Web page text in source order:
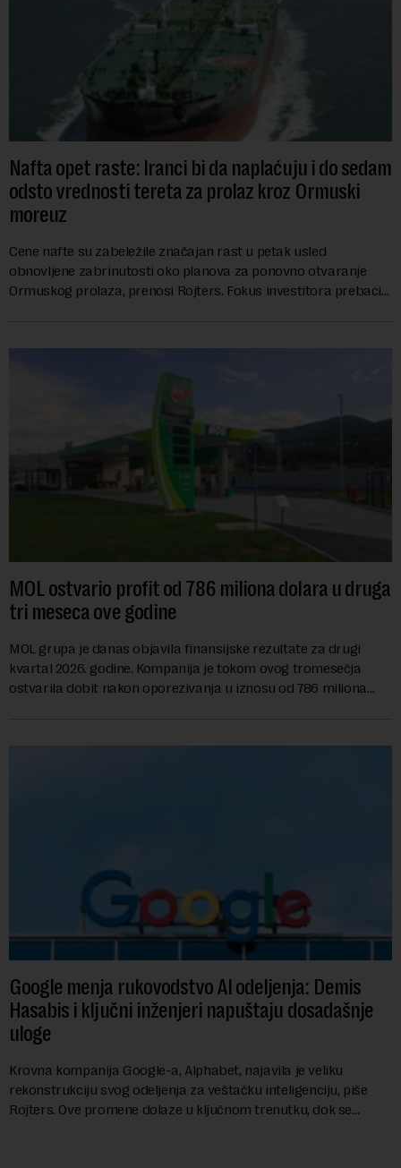
Nafta opet raste: Iranci bi da naplaćuju i do sedam
odsto vrednosti tereta za prolaz kroz Ormuski
moreuz
Cene nafte su zabeležile značajan rast u petak usled
obnovljene zabrinutosti oko planova za ponovno otvaranje
Ormuskog prolaza, prenosi Rojters. Fokus investitora prebacio
MOL ostvario profit od 786 miliona dolara u druga
tri meseca ove godine
MOL grupa je danas objavila finansijske rezultate za drugi
kvartal 2026. godine. Kompanija je tokom ovog tromesečja
ostvarila dobit nakon oporezivanja u iznosu od 786 miliona
Google menja rukovodstvo AI odeljenja: Demis
Hasabis i ključni inženjeri napuštaju dosadašnje
uloge
Krovna kompanija Google-a, Alphabet, najavila je veliku
rekonstrukciju svog odeljenja za veštačku inteligenciju, piše
Rojters. Ove promene dolaze u ključnom trenutku, dok se